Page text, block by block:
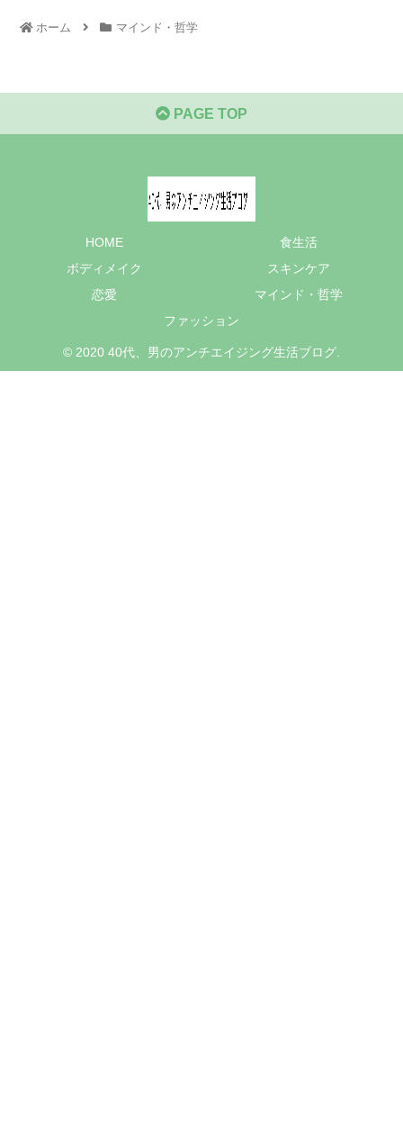
ホーム マインド・哲学
PAGE TOP
HOME
食生活
ボディメイク
スキンケア
恋愛
マインド・哲学
ファッション
© 2020 40代、男のアンチエイジング生活ブログ.